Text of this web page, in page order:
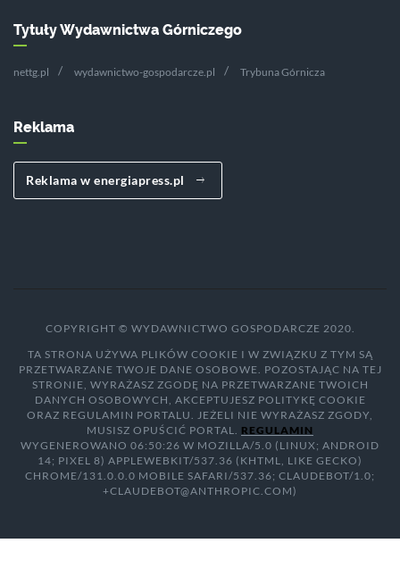
Tytuły Wydawnictwa Górniczego
nettg.pl wydawnictwo-gospodarcze.pl Trybuna Górnicza
Reklama
Reklama w energiapress.pl
COPYRIGHT © WYDAWNICTWO GOSPODARCZE 2020.
TA STRONA UŻYWA PLIKÓW COOKIE I W ZWIĄZKU Z TYM SĄ
PRZETWARZANE TWOJE DANE OSOBOWE. POZOSTAJĄC NA TEJ
STRONIE, WYRAŻASZ ZGODĘ NA PRZETWARZANE TWOICH
DANYCH OSOBOWYCH, AKCEPTUJESZ POLITYKĘ COOKIE
ORAZ REGULAMIN PORTALU. JEŻELI NIE WYRAŻASZ ZGODY,
MUSISZ OPUŚCIĆ PORTAL. REGULAMIN
WYGENEROWANO 06:50:26 W MOZILLA/5.0 (LINUX; ANDROID
14; PIXEL 8) APPLEWEBKIT/537.36 (KHTML, LIKE GECKO)
CHROME/131.0.0.0 MOBILE SAFARI/537.36; CLAUDEBOT/1.0;
+CLAUDEBOT@ANTHROPIC.COM)